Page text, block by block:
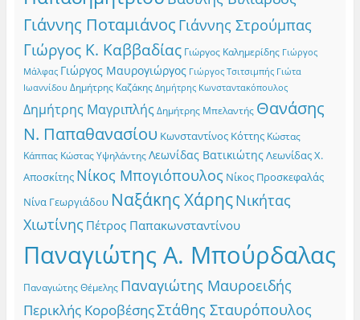
Γιάννης Ποταμιάνος Γιάννης Στρούμπας
Γιώργος Κ. Καββαδίας Γιώργος Καλημερίδης Γιώργος
Μάλφας Γιώργος Μαυρογιώργος Γιώργος Τσιτσιμπής Γιώτα
Ιωαννίδου Δημήτρης Καζάκης Δημήτρης Κωνσταντακόπουλος
Δημήτρης Μαγριπλής Δημήτρης Μπελαντής Θανάσης
Ν. Παπαθανασίου Κωνσταντίνος Κόττης Κώστας
Κάππας Κώστας Υψηλάντης Λεωνίδας ΒατικιώτηςΛεωνίδας Χ.
Αποσκίτης Νίκος Μπογιόπουλος Νίκος Προσκεφαλάς
Νίνα Γεωργιάδου Ναξάκης ΧάρηςΝικήτας
Χιωτίνης Πέτρος Παπακωνσταντίνου
Παναγιώτης Α. Μπούρδαλας
Παναγιώτης Θέμελης Παναγιώτης Μαυροειδής
Περικλής ΚοροβέσηςΣτάθης Σταυρόπουλος